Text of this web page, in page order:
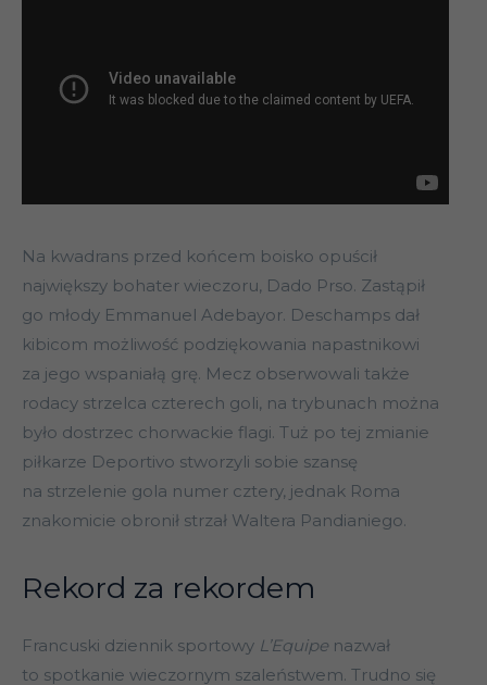
Na kwadrans przed końcem boisko opuścił
największy bohater wieczoru, Dado Prso. Zastąpił
go młody Emmanuel Adebayor. Deschamps dał
kibicom możliwość podziękowania napastnikowi
za jego wspaniałą grę. Mecz obserwowali także
rodacy strzelca czterech goli, na trybunach można
było dostrzec chorwackie flagi. Tuż po tej zmianie
piłkarze Deportivo stworzyli sobie szansę
na strzelenie gola numer cztery, jednak Roma
znakomicie obronił strzał Waltera Pandianiego.
Rekord za rekordem
Francuski dziennik sportowy L’Equipe nazwał
to spotkanie wieczornym szaleństwem. Trudno się